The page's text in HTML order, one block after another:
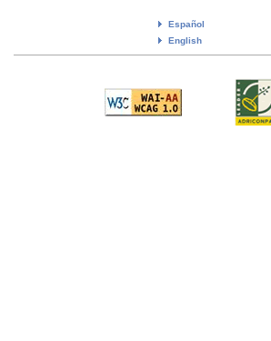
Español
English